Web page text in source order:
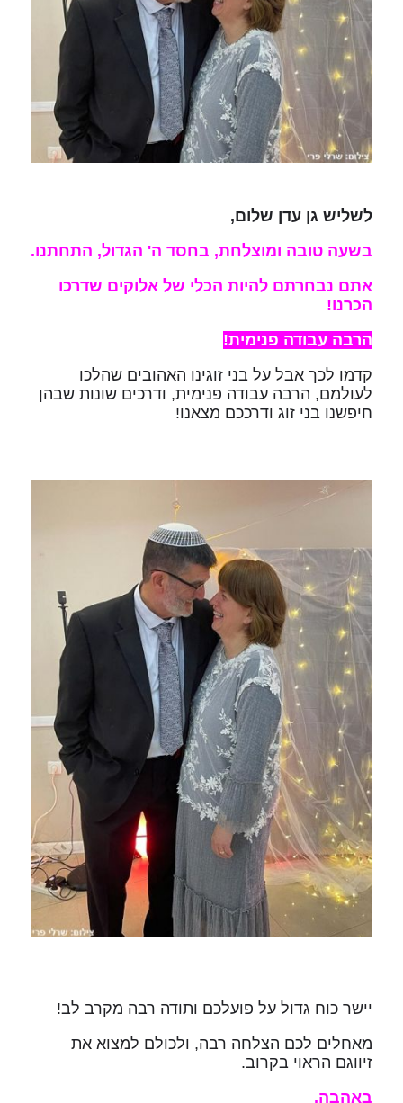
לשליש גן עדן שלום,
בשעה טובה ומוצלחת, בחסד ה' הגדול, התחתנו.
אתם נבחרתם להיות הכלי של אלוקים שדרכו
הכרנו!
הרבה עבודה פנימית!
קדמו לכך אבל על בני זוגינו האהובים שהלכו
לעולמם, הרבה עבודה פנימית, ודרכים שונות שבהן
חיפשנו בני זוג ודרככם מצאנו!
יישר כוח גדול על פועלכם ותודה רבה מקרב לב!
מאחלים לכם הצלחה רבה, ולכולם למצוא את
זיווגם הראוי בקרוב.
באהבה,